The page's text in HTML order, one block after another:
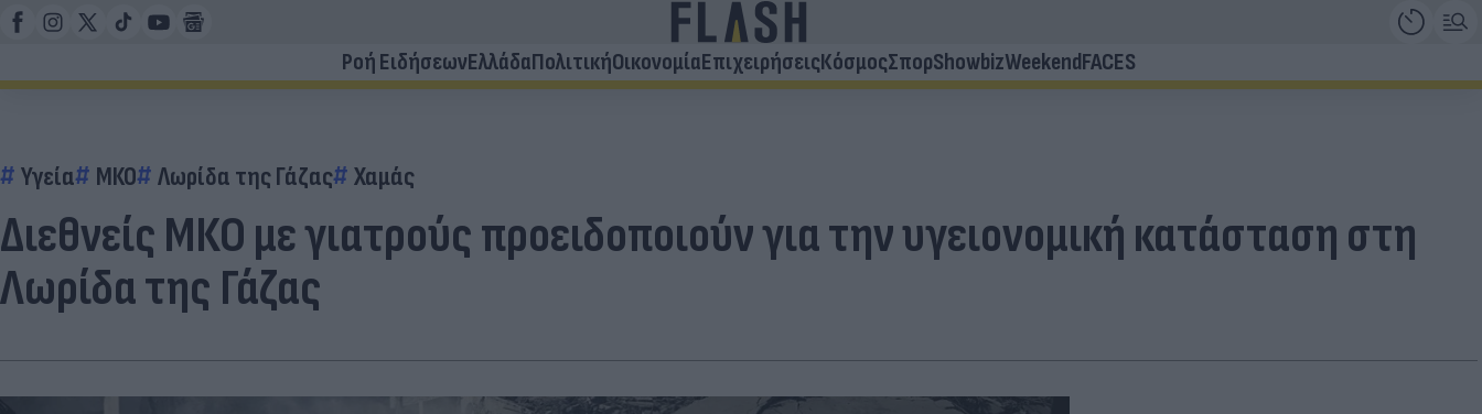
Ροή ΕιδήσεωνΕλλάδαΠολιτικήΟικονομίαΕπιχειρήσειςΚόσμοςΣπορShowbizWeekendFACES
Υγεία ΜΚΟ Λωρίδα της Γάζας Χαμάς
Διεθνείς ΜΚΟ με γιατρούς προειδοποιούν για την υγειονομική κατάσταση στη
Λωρίδα της Γάζας